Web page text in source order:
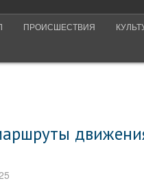
ПРОИСШЕСТВИЯ